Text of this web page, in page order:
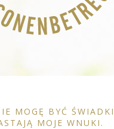
MOGĘ BYĆ
MOJE WNUKI.